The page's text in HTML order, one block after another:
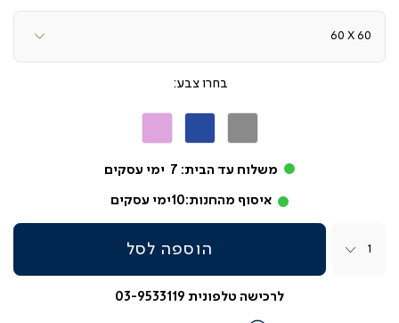
צבע
משלוח עד הבית: 7 ימי עסקים
איסוף מהחנות:10ימי עסקים
הוספה לסל
לרכישה טלפונית 03-9533119